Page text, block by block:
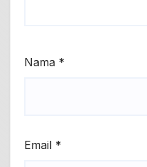
Nama *
Email *